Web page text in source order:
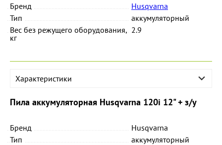
Бренд
Husqvarna
Тип
аккумуляторный
Вес без режущего оборудования,
кг
2.9
Характеристики
Пила аккумуляторная Husqvarna 120i 12" + з/у
Бренд
Husqvarna
Тип
аккумуляторный